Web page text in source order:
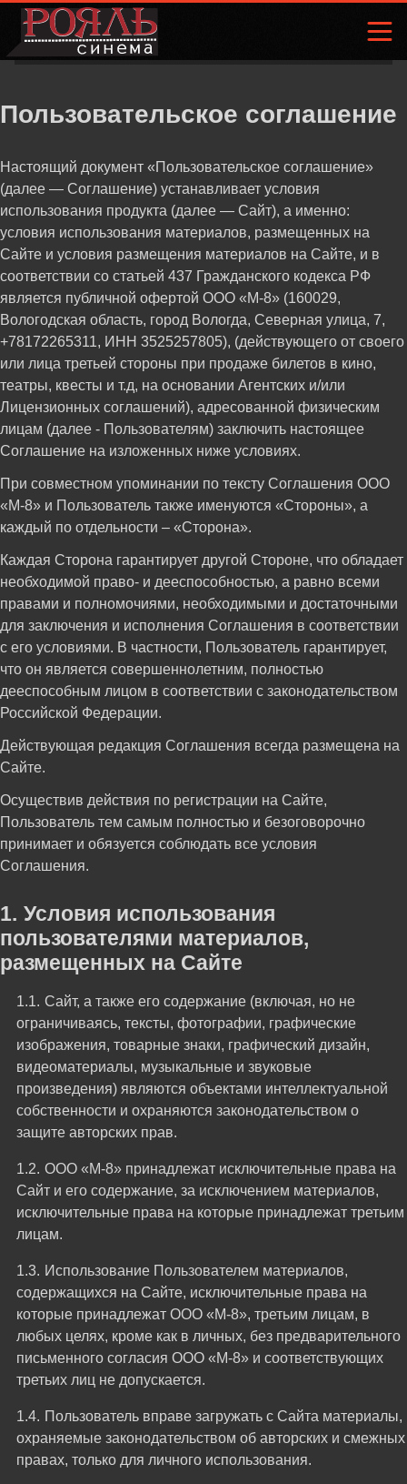
Пользовательское соглашение
Настоящий документ «Пользовательское соглашение»
(далее — Соглашение) устанавливает условия
использования продукта (далее — Сайт), а именно:
условия использования материалов, размещенных на
Сайте и условия размещения материалов на Сайте, и в
соответствии со статьей 437 Гражданского кодекса РФ
является публичной офертой ООО «М-8» (160029,
Вологодская область, город Вологда, Северная улица, 7,
+78172265311, ИНН 3525257805), (действующего от своего
или лица третьей стороны при продаже билетов в кино,
театры, квесты и т.д, на основании Агентских и/или
Лицензионных соглашений), адресованной физическим
лицам (далее - Пользователям) заключить настоящее
Соглашение на изложенных ниже условиях.
При совместном упоминании по тексту Соглашения ООО
«М-8» и Пользователь также именуются «Стороны», а
каждый по отдельности – «Сторона».
Каждая Сторона гарантирует другой Стороне, что обладает
необходимой право- и дееспособностью, а равно всеми
правами и полномочиями, необходимыми и достаточными
для заключения и исполнения Соглашения в соответствии
с его условиями. В частности, Пользователь гарантирует,
что он является совершеннолетним, полностью
дееспособным лицом в соответствии с законодательством
Российской Федерации.
Действующая редакция Соглашения всегда размещена на
Сайте.
Осуществив действия по регистрации на Сайте,
Пользователь тем самым полностью и безоговорочно
принимает и обязуется соблюдать все условия
Соглашения.
Условия использования
пользователями материалов,
размещенных на Сайте
Сайт, а также его содержание (включая, но не
ограничиваясь, тексты, фотографии, графические
изображения, товарные знаки, графический дизайн,
видеоматериалы, музыкальные и звуковые
произведения) являются объектами интеллектуальной
собственности и охраняются законодательством о
защите авторских прав.
ООО «М-8» принадлежат исключительные права на
Сайт и его содержание, за исключением материалов,
исключительные права на которые принадлежат третьим
лицам.
Использование Пользователем материалов,
содержащихся на Сайте, исключительные права на
которые принадлежат ООО «М-8», третьим лицам, в
любых целях, кроме как в личных, без предварительного
письменного согласия ООО «М-8» и соответствующих
третьих лиц не допускается.
Пользователь вправе загружать с Сайта материалы,
охраняемые законодательством об авторских и смежных
правах, только для личного использования.